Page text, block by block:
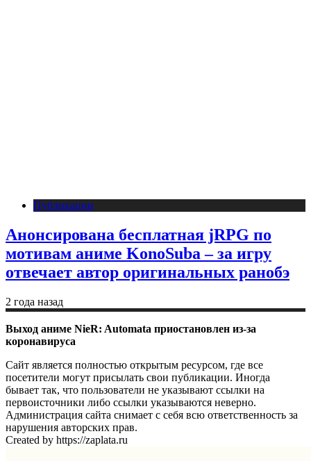
Публикации
Анонсирована бесплатная jRPG по
мотивам аниме KonoSuba – за игру
отвечает автор оригинальных ранобэ
2 года назад
Выход аниме NieR: Automata приостановлен из-за
коронавируса
Сайт является полностью открытым ресурсом, где все
посетители могут присылать свои публикации. Иногда
бывает так, что пользователи не указывают ссылки на
первоисточники либо ссылки указываются неверно.
Администрация сайта снимает с себя всю ответственность за
нарушения авторских прав.
Created by https://zaplata.ru